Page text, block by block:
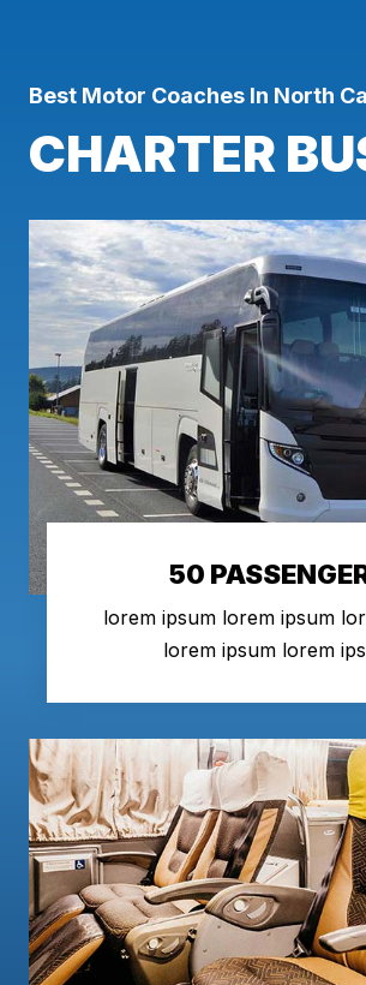
Best Motor Coaches In North
CHARTER
50
lorem ipsum lorem ipsum
lorem ipsum lorem